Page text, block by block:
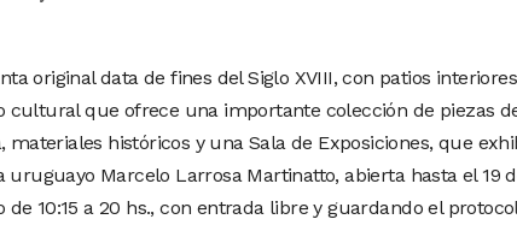
original data de fines del Siglo XVIII, con patios
cultural que ofrece una importante colección de piezas
históricos y una Sala de Exposiciones, que
Marcelo Larrosa Martinatto, abierta hasta el 19
10:15 a 20 hs., con entrada libre y guardando el